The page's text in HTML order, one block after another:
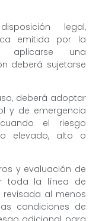
legal,
emitida por la
aplicarse una
deberá sujetarse
deberá adoptar
y de emergencia
el riesgo
elevado, alto o
y evaluación de
toda la línea de
al menos
condiciones de